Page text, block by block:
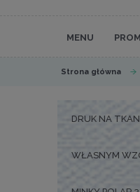
MENU
Strona główna
DRUK NA
WŁASNYM